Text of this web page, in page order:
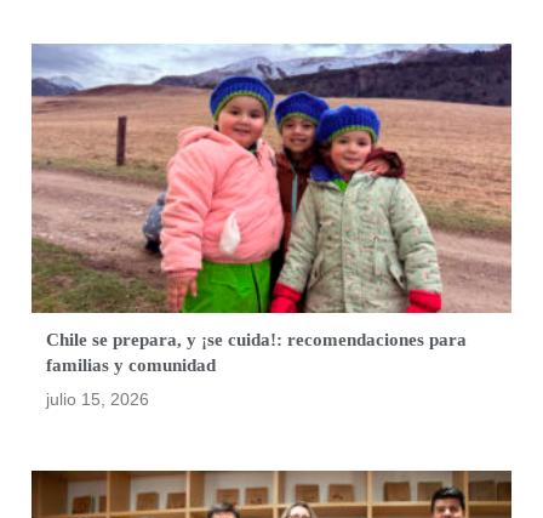
Chile se prepara, y ¡se cuida!: recomendaciones para
familias y comunidad
julio 15, 2026